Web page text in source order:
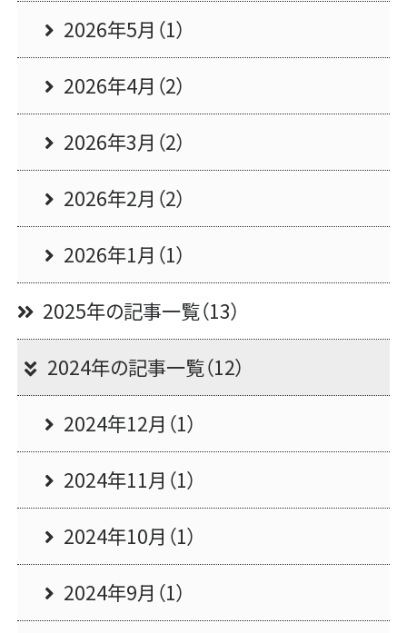
2026年5月（1）
2026年4月（2）
2026年3月（2）
2026年2月（2）
2026年1月（1）
2025年の記事一覧（13）
2024年の記事一覧（12）
2024年12月（1）
2024年11月（1）
2024年10月（1）
2024年9月（1）